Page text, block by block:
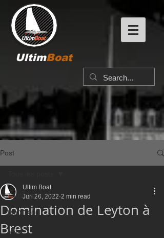
UltimBoat
Post
Tous les posts
IMOCA60
M32
Domination de Leyton à
Brest
Ultim Boat
Jun 26, 2022 2 min read